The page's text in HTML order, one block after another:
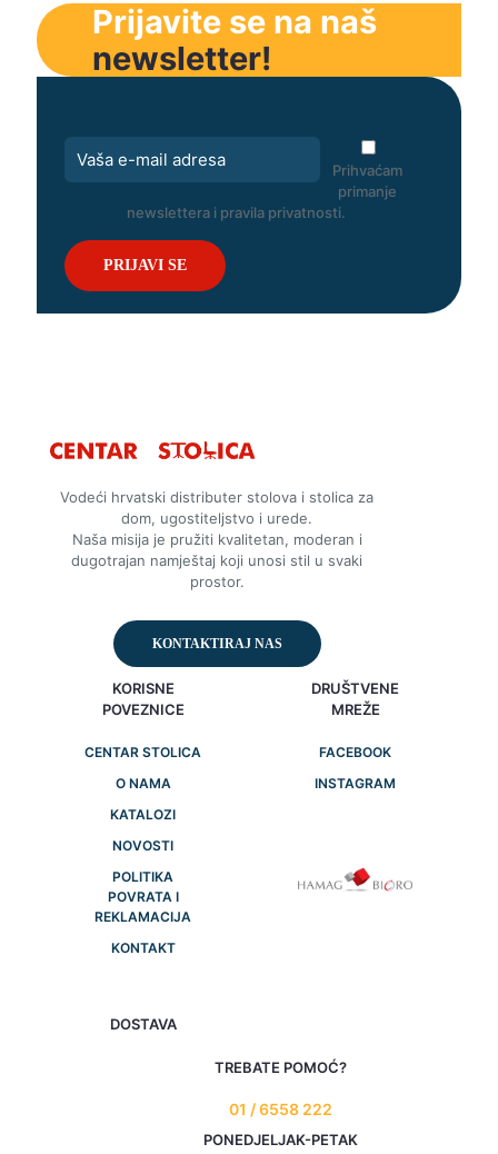
Prijavite se na naš
newsletter!
Prihvaćam
primanje
newslettera i pravila privatnosti.
Vodeći hrvatski distributer stolova i stolica za
dom, ugostiteljstvo i urede.
Naša misija je pružiti kvalitetan, moderan i
dugotrajan namještaj koji unosi stil u svaki
prostor.
KONTAKTIRAJ NAS
KORISNE
POVEZNICE
CENTAR STOLICA
O NAMA
KATALOZI
NOVOSTI
POLITIKA
POVRATA I
REKLAMACIJA
KONTAKT
DOSTAVA
DRUŠTVENE
MREŽE
FACEBOOK
INSTAGRAM
TREBATE POMOĆ?
01 / 6558 222
PONEDJELJAK-PETAK